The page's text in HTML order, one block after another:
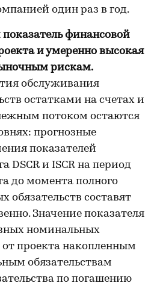
один раз в год.
финансовой
и умеренно высокая
рискам.
обслуживания
остатками на счетах и
потоком остаются
прогнозные
показателей
DSCR и ISCR на период
до момента полного
обязательств составят
Значение показателя
номинальных
проекта накопленным
обязательствам
по погашению